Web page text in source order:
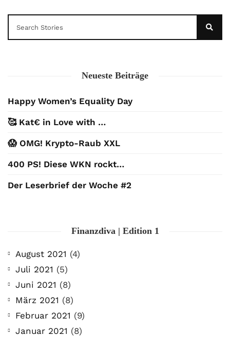
Neueste Beiträge
Happy Women’s Equality Day
🥰 Kat€ in Love with …
😱 OMG! Krypto-Raub XXL
400 PS! Diese WKN rockt…
Der Leserbrief der Woche #2
Finanzdiva | Edition 1
August 2021 (4)
Juli 2021 (5)
Juni 2021 (8)
März 2021 (8)
Februar 2021 (9)
Januar 2021 (8)